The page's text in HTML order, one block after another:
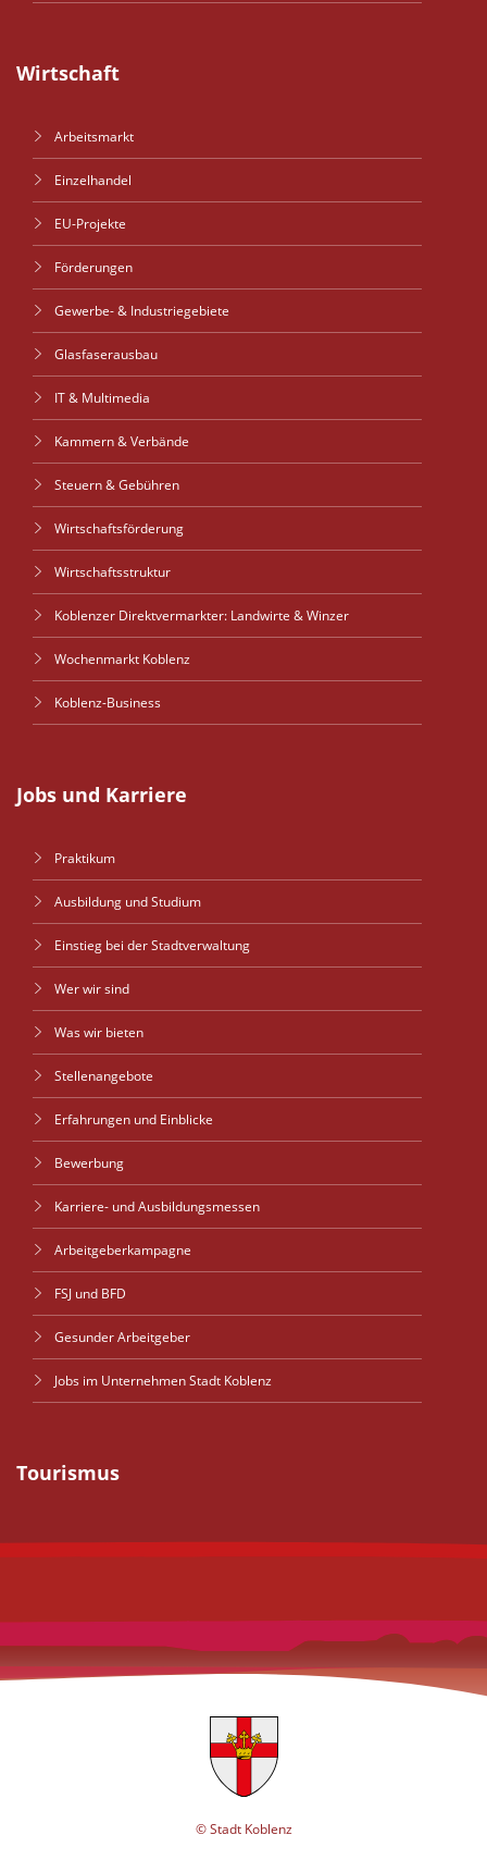
Wirtschaft
Arbeitsmarkt
Einzelhandel
EU-Projekte
Förderungen
Gewerbe- & Industriegebiete
Glasfaserausbau
IT & Multimedia
Kammern & Verbände
Steuern & Gebühren
Wirtschaftsförderung
Wirtschaftsstruktur
Koblenzer Direktvermarkter: Landwirte & Winzer
Wochenmarkt Koblenz
Koblenz-Business
Jobs und Karriere
Praktikum
Ausbildung und Studium
Einstieg bei der Stadtverwaltung
Wer wir sind
Was wir bieten
Stellenangebote
Erfahrungen und Einblicke
Bewerbung
Karriere- und Ausbildungsmessen
Arbeitgeberkampagne
FSJ und BFD
Gesunder Arbeitgeber
Jobs im Unternehmen Stadt Koblenz
Tourismus
© Stadt Koblenz